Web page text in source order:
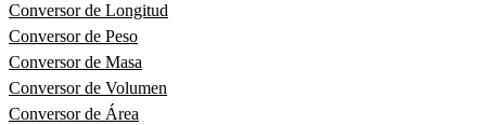
Conversor de Longitud
Conversor de Peso
Conversor de Masa
Conversor de Volumen
Conversor de Área